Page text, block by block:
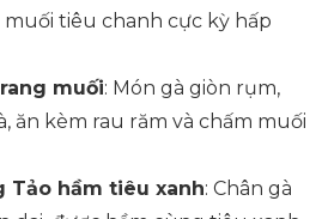
muối tiêu chanh cực kỳ hấp
muối: Món gà giòn rụm,
ăn kèm rau răm và chấm muối
Tảo hầm tiêu xanh: Chân gà